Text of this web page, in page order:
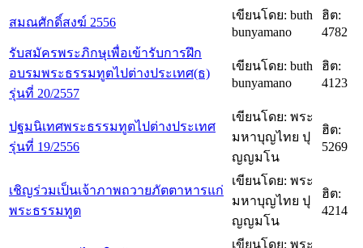
สมณศักดิ์สงฆ์ 2556
เขียนโดย: buth
bunyamano
ฮิต:
4782
รับสมัครพระภิกษุเพื่อเข้ารับการฝึก
อบรมพระธรรมทูตไปต่างประเทศ(ธ)
รุ่นที่ 20/2557
เขียนโดย: buth
bunyamano
ฮิต:
4123
ปฐมนิเทศพระธรรมทูตไปต่างประเทศ
รุ่นที่ 19/2556
เขียนโดย: พระ
มหาบุญไทย ปุ
ญญมโน
ฮิต:
5269
เชิญร่วมเป็นเจ้าภาพถวายภัตตาหารแก่
พระธรรมทูต
เขียนโดย: พระ
มหาบุญไทย ปุ
ญญมโน
ฮิต:
4214
เขียนโดย: พระ